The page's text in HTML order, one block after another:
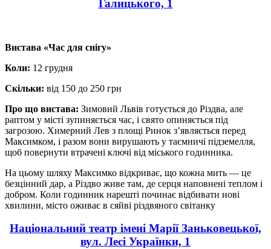
Галицького, 1
Вистава «Час для снігу»
Коли: 12 грудня
Скільки: від 150 до 250 грн
Про що вистава: Зимовий Львів готується до Різдва, але
раптом у місті зупиняється час, і свято опиняється під
загрозою. Химерний Лев з площі Ринок з’являється перед
Максимком, і разом вони вирушають у таємничі підземелля,
щоб повернути втрачені ключі від міського годинника.
На цьому шляху Максимко відкриває, що кожна мить — це
безцінний дар, а Різдво живе там, де серця наповнені теплом і
добром. Коли годинник нарешті починає відбивати нові
хвилини, місто оживає в сяйві різдвяного світанку
Національний театр імені Марії Заньковецької,
вул. Лесі Українки, 1